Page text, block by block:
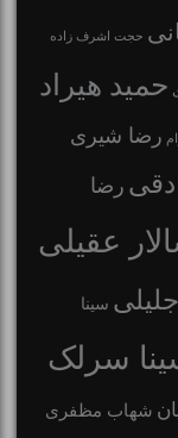
حجت اشرف زاده
حمید هیراد
رضا شیری
رضا
عقیلی
سینا
سرلک
شهاب مظفری